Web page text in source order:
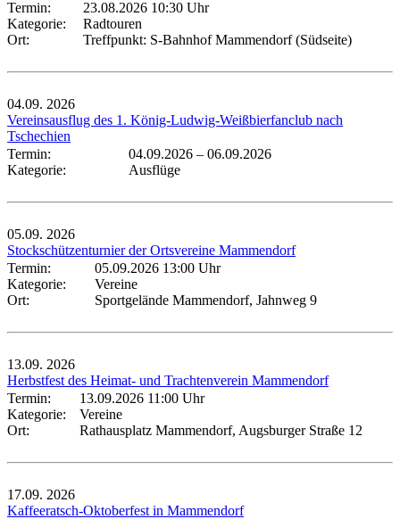
Termin:
23.08.2026 10:30 Uhr
Kategorie:
Radtouren
Ort:
Treffpunkt: S-Bahnhof Mammendorf (Südseite)
04.09. 2026
Vereinsausflug des 1. König-Ludwig-Weißbierfanclub nach
Tschechien
Termin:
04.09.2026 – 06.09.2026
Kategorie:
Ausflüge
05.09. 2026
Stockschützenturnier der Ortsvereine Mammendorf
Termin:
05.09.2026 13:00 Uhr
Kategorie:
Vereine
Ort:
Sportgelände Mammendorf, Jahnweg 9
13.09. 2026
Herbstfest des Heimat- und Trachtenverein Mammendorf
Termin:
13.09.2026 11:00 Uhr
Kategorie:
Vereine
Ort:
Rathausplatz Mammendorf, Augsburger Straße 12
17.09. 2026
Kaffeeratsch-Oktoberfest in Mammendorf